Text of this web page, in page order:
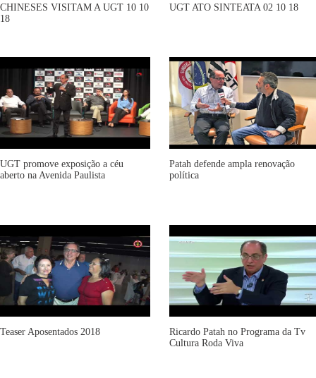
CHINESES VISITAM A UGT 10 10
18
UGT ATO SINTEATA 02 10 18
UGT promove exposição a céu
aberto na Avenida Paulista
Patah defende ampla renovação
política
Teaser Aposentados 2018
Ricardo Patah no Programa da Tv
Cultura Roda Viva